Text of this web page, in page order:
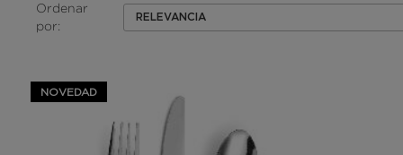
Ordenar
por:
RELEVANCIA
NOVEDAD